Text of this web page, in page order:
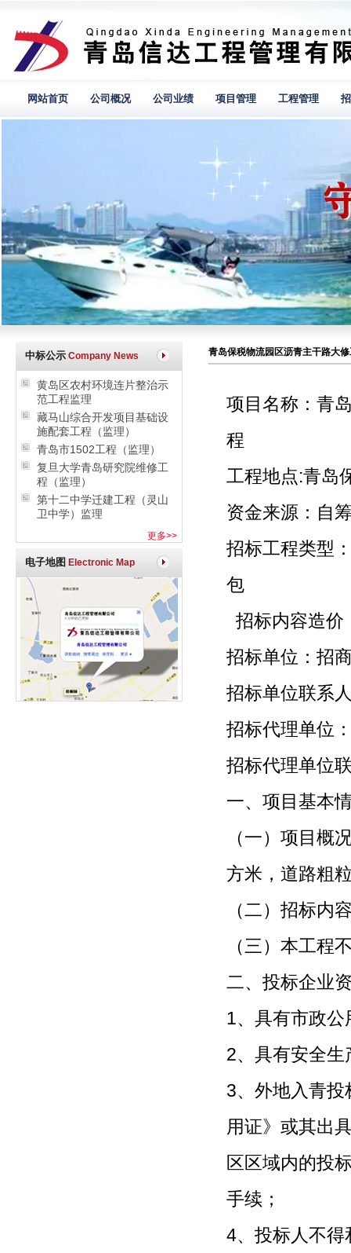
网站首页 公司概况 公司业绩 项目管理 工程管理
中标公示 Company News
黄岛区农村环境连片整治示
范工程监理
藏马山综合开发项目基础设
施配套工程（监理）
青岛市1502工程（监理）
复旦大学青岛研究院维修工
程（监理）
第十二中学迁建工程（灵山
卫中学）监理
更多>>
电子地图 Electronic Map
青岛保税物流园区沥青主干路大
项目名称：青
工程地
资金
招标工程类型
招标
招标单位：
招标单位联系
招标代理
招标代理单
一、项目基本
（一）项目概
方米，道路粗
（二）招标内
（三）本工程
二、投标企业
1、具有市政
2、具有安全生
3、外地入青
用证》或其出
区区域内的投
手续；
4、投标人不得